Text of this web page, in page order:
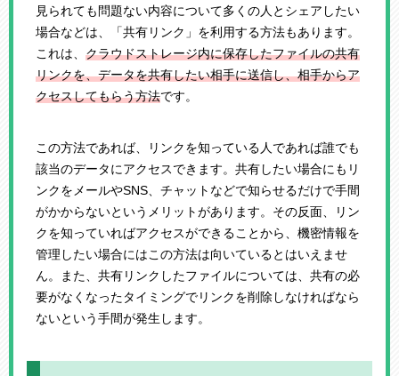
見られても問題ない内容について多くの人とシェアしたい
場合などは、「共有リンク」を利用する方法もあります。
これは、 クラウドストレージ内に保存したファイルの共有
リンクを、データを共有したい相手に送信し、相手からア
クセスしてもらう方法です。
この方法であれば、リンクを知っている人であれば誰でも
該当のデータにアクセスできます。共有したい場合にもリ
ンクをメールやSNS、チャットなどで知らせるだけで手間
がかからないというメリットがあります。その反面、リン
クを知っていればアクセスができることから、機密情報を
管理したい場合にはこの方法は向いているとはいえませ
ん。また、共有リンクしたファイルについては、共有の必
要がなくなったタイミングでリンクを削除しなければなら
ないという手間が発生します。